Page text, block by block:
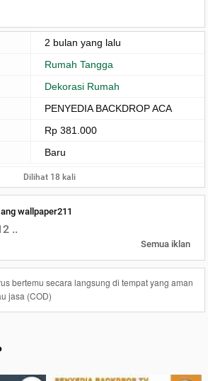
2 bulan yang lalu
Rumah Tangga
Dekorasi Rumah
PENYEDIA BACKDROP ACA
Rp 381.000
Baru
Dilihat 18 kali
wallpaper211
..
Semua iklan
bertemu secara langsung di tempat yang aman
jasa (COD)